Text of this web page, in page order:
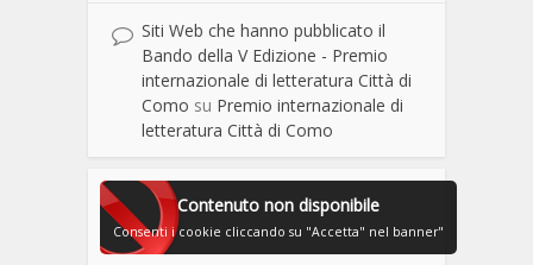
Siti Web che hanno pubblicato il
Bando della V Edizione - Premio
internazionale di letteratura Città di
Como su Premio internazionale di
letteratura Città di Como
Contenuto non disponibile
Consenti i cookie cliccando su "Accetta" nel banner"